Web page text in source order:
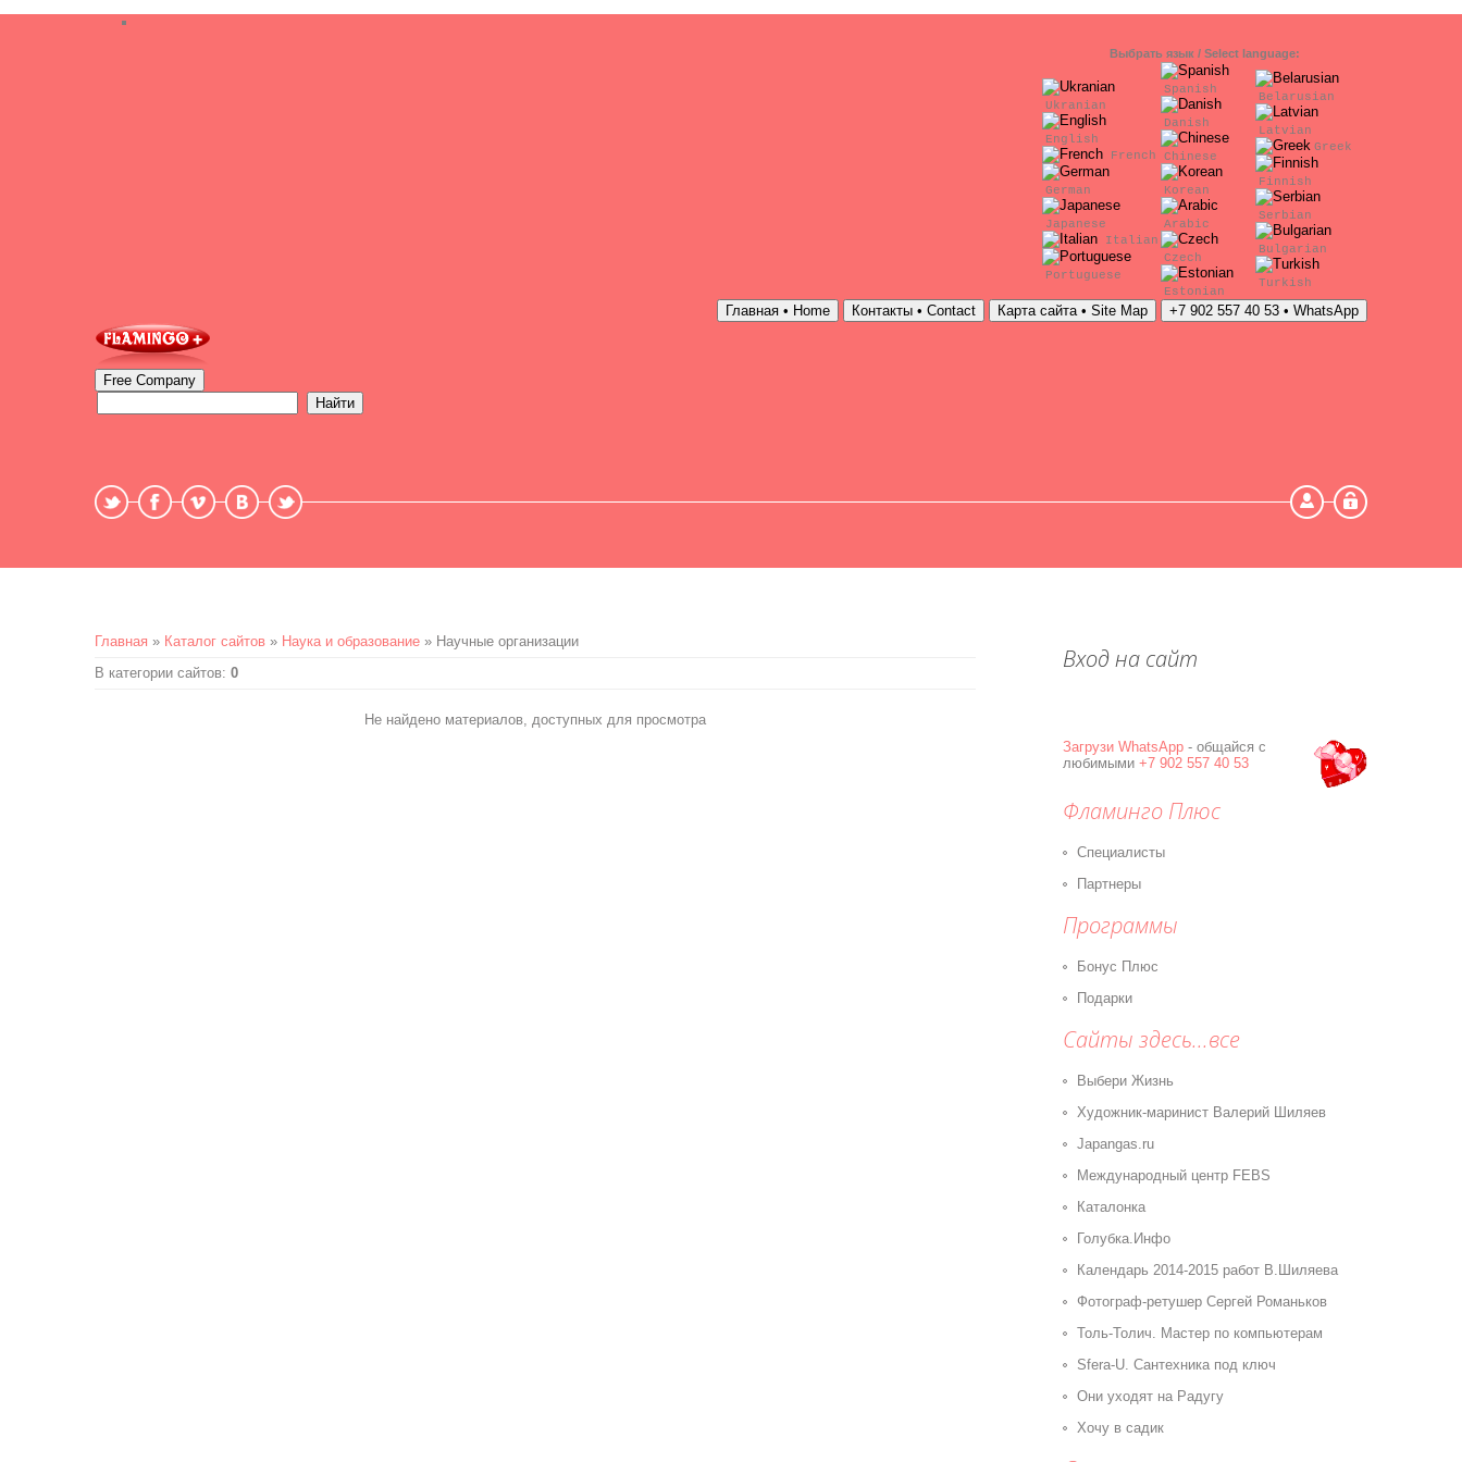
Выбрать язык / Select language:
Ukranian
English
French
German
Japanese
Italian
Portuguese
Spanish
Danish
Chinese
Korean
Arabic
Czech
Estonian
Belarusian
Latvian
Greek
Finnish
Serbian
Bulgarian
Turkish
Мой профиль
Главная » Каталог сайтов » Наука и образование » Научные организации
В категории сайтов: 0
Не найдено материалов, доступных для просмотра
Вход на сайт
Загрузи WhatsApp - общайся с
любимыми +7 902 557 40 53
Фламинго Плюс
Специалисты
Партнеры
Программы
Бонус Плюс
Подарки
Сайты здесь...все
Выбери Жизнь
Художник-маринист Валерий Шиляев
Japangas.ru
Международный центр FEBS
Каталонка
Голубка.Инфо
Календарь 2014-2015 работ В.Шиляева
Фотограф-ретушер Сергей Романьков
Толь-Толич. Мастер по компьютерам
Sfera-U. Сантехника под ключ
Они уходят на Радугу
Хочу в садик